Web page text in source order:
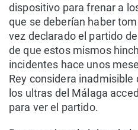
dispositivo para frenar a
que se deberían haber
vez declarado el partido
de que estos mismos
incidentes hace unos
Rey considera
los ultras del Málaga
para ver el partido.